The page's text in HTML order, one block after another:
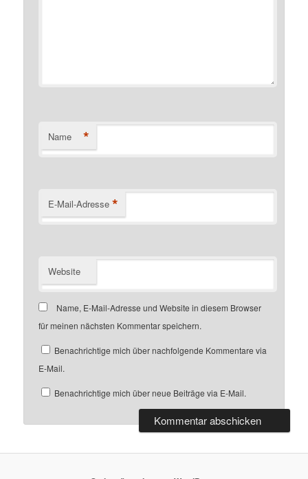
Name *
E-Mail-Adresse *
Website
Name, E-Mail-Adresse und Website in diesem Browser
für meinen nächsten Kommentar speichern.
Benachrichtige mich über nachfolgende Kommentare via
E-Mail.
Benachrichtige mich über neue Beiträge via E-Mail.